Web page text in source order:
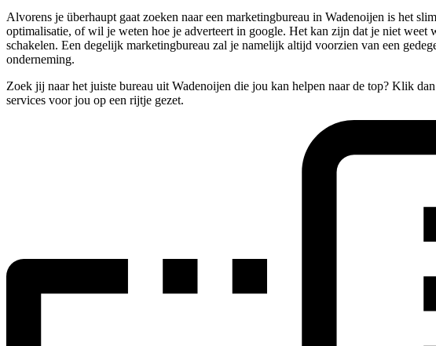
Alvorens je überhaupt gaat zoeken naar een marketingbureau in Wadenoijen is het
optimalisatie, of wil je weten hoe je adverteert in google. Het kan zijn dat je niet
schakelen. Een degelijk marketingbureau zal je namelijk altijd voorzien van een
onderneming.
Zoek jij naar het juiste bureau uit Wadenoijen die jou kan helpen naar de top? Klik
services voor jou op een rijtje gezet.